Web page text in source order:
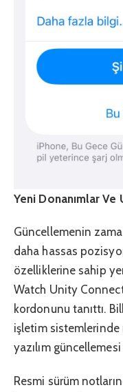
Yeni Donanımlar Ve
Güncellemenin
daha hassas
özelliklerine sahip
Watch Unity
kordonunu tanıttı.
işletim sistemlerinde
yazılım
Resmi sürüm